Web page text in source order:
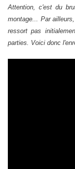
Attention, c'est du
montage... Par
ressort pas
parties. Voici donc